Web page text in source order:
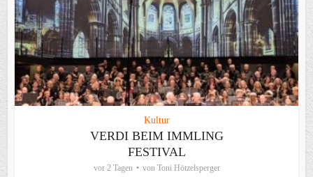
Kultur
VERDI BEIM IMMLING
FESTIVAL
vor 2 Tagen von Toni Hötzelsperger